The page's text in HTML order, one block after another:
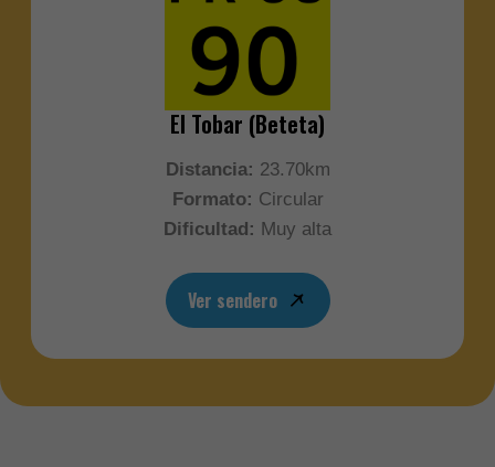
El Tobar (Beteta)
Distancia: 23.70km
Formato: Circular
Dificultad: Muy alta
Ver sendero